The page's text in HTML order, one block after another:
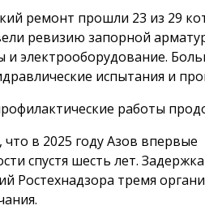
ремонт прошли 23 из 29
ревизию запорной
электрооборудование.
испытания и
работы
в 2025 году Азов впервые
спустя шесть лет.
Ростехнадзора тремя